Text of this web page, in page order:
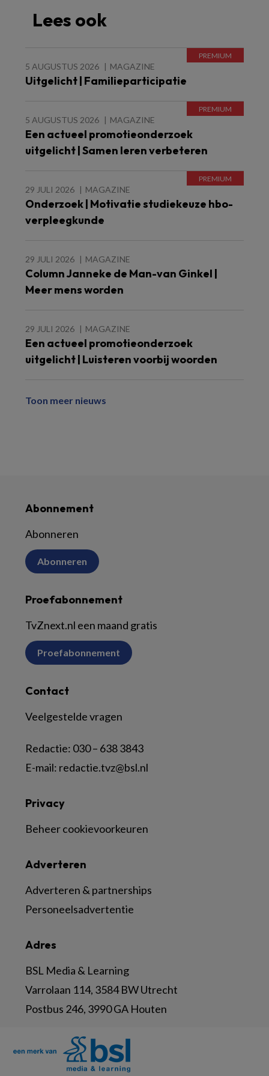
Lees ook
5 AUGUSTUS 2026 MAGAZINE
Uitgelicht | Familieparticipatie
5 AUGUSTUS 2026 MAGAZINE
Een actueel promotieonderzoek
uitgelicht | Samen leren verbeteren
29 JULI 2026 MAGAZINE
Onderzoek | Motivatie studiekeuze hbo-
verpleegkunde
29 JULI 2026 MAGAZINE
Column Janneke de Man-van Ginkel |
Meer mens worden
29 JULI 2026 MAGAZINE
Een actueel promotieonderzoek
uitgelicht | Luisteren voorbij woorden
Toon meer nieuws
Abonnement
Abonneren
Abonneren
Proefabonnement
TvZnext.nl een maand gratis
Proefabonnement
Contact
Veelgestelde vragen
Redactie: 030 – 638 3843
E-mail: redactie.tvz@bsl.nl
Adres
BSL Media & Learning
Varrolaan 114, 3584 BW Utrecht
Postbus 246, 3990 GA Houten
Adverteren
Adverteren & partnerships
Personeelsadvertentie
Privacy
Beheer cookievoorkeuren